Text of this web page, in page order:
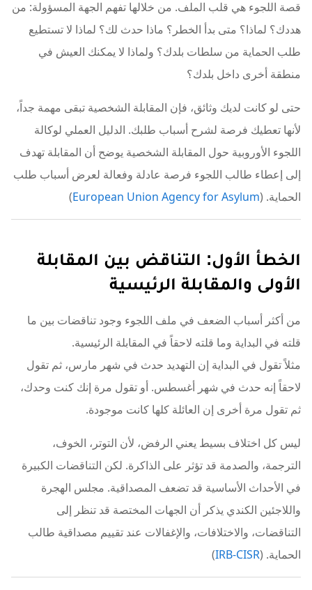
قصة اللجوء هي قلب الملف. من خلالها تفهم الجهة المسؤولة: من
هددك؟ لماذا؟ متى بدأ الخطر؟ ماذا حدث لك؟ لماذا لا تستطيع
طلب الحماية من سلطات بلدك؟ ولماذا لا يمكنك العيش في
منطقة أخرى داخل بلدك؟
حتى لو كانت لديك وثائق، فإن المقابلة الشخصية تبقى مهمة جداً،
لأنها تعطيك فرصة لشرح أسباب طلبك. الدليل العملي لوكالة
اللجوء الأوروبية حول المقابلة الشخصية يوضح أن المقابلة تهدف
إلى إعطاء طالب اللجوء فرصة عادلة وفعالة لعرض أسباب طلب
الحماية. (European Union Agency for Asylum
)
الخطأ الأول: التناقض بين المقابلة
الأولى والمقابلة الرئيسية
من أكثر أسباب الضعف في ملف اللجوء وجود تناقضات بين ما
قلته في البداية وما قلته لاحقاً في المقابلة الرئيسية.
مثلاً تقول في البداية إن التهديد حدث في شهر مارس، ثم تقول
لاحقاً إنه حدث في شهر أغسطس. أو تقول مرة إنك كنت وحدك،
ثم تقول مرة أخرى إن العائلة كلها كانت موجودة.
ليس كل اختلاف بسيط يعني الرفض، لأن التوتر، الخوف،
الترجمة، والصدمة قد تؤثر على الذاكرة. لكن التناقضات الكبيرة
في الأحداث الأساسية قد تضعف المصداقية. مجلس الهجرة
واللاجئين الكندي يذكر أن الجهات المختصة قد تنظر إلى
التناقضات، والاختلافات، والإغفالات عند تقييم مصداقية طالب
الحماية. (IRB-CISR
)